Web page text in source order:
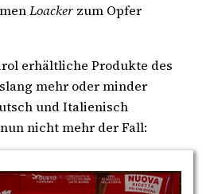
Loacker zum Opfer
erhältliche Produkte des
mehr oder minder
und Italienisch
nicht mehr der Fall: